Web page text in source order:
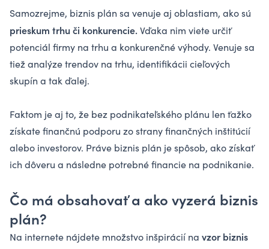
Samozrejme, biznis plán sa venuje aj oblastiam, ako sú
prieskum trhu či konkurencie.Vďaka nim viete určiť
potenciál firmy na trhu a konkurenčné výhody. Venuje sa
tiež analýze trendov na trhu, identifikácii cieľových
skupín a tak ďalej.
Faktom je aj to, že bez podnikateľského plánu len ťažko
získate finančnú podporu zo strany finančných inštitúcií
alebo investorov. Práve biznis plán je spôsob, ako získať
ich dôveru a následne potrebné financie na podnikanie.
Čo má obsahovať a ako vyzerá biznis
plán?
Na internete nájdete množstvo inšpirácií na vzor biznis